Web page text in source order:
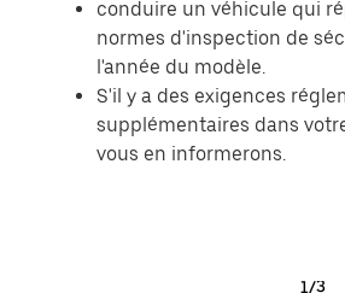
conduire un véhicule qui
normes d'inspection de
l'année du modèle.
S'il y a des exigences
supplémentaires dans
vous en informerons.
1/3